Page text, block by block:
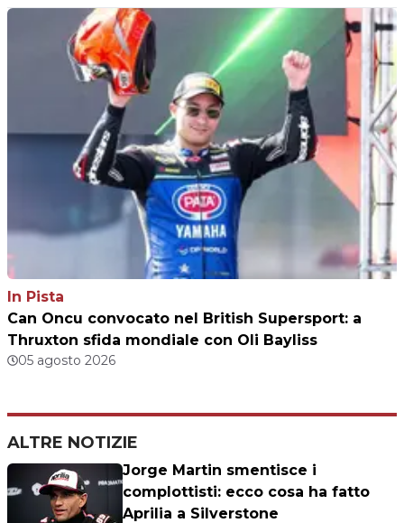
In Pista
Can Oncu convocato nel British Supersport: a
Thruxton sfida mondiale con Oli Bayliss
05 agosto 2026
ALTRE NOTIZIE
Jorge Martin smentisce i
complottisti: ecco cosa ha fatto
Aprilia a Silverstone